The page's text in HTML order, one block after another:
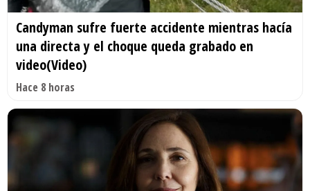
Candyman sufre fuerte accidente mientras hacía
una directa y el choque queda grabado en
video(Video)
Hace 8 horas